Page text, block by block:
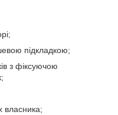
підкладкою;
з фіксуючою
власника;